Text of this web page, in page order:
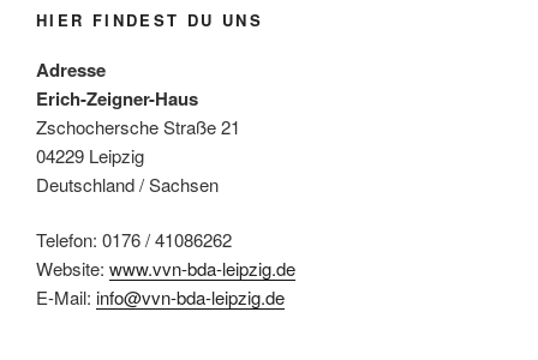
HIER FINDEST DU UNS
Adresse
Erich-Zeigner-Haus
Zschochersche Straße 21
04229 Leipzig
Deutschland / Sachsen
Telefon: 0176 / 41086262
Website: www.vvn-bda-leipzig.de
E-Mail: info@vvn-bda-leipzig.de